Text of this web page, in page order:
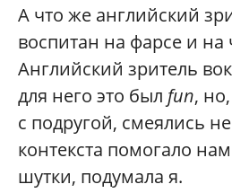
А что же английский
воспитан на фарсе и
Английский зритель
для него это был fun,
с подругой, смеялись
контекста помогало
шутки, подумала я.